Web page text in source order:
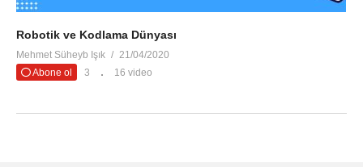
Robotik ve Kodlama Dünyası
Mehmet Süheyb Işık
21/04/2020
Abone ol
3 16 video